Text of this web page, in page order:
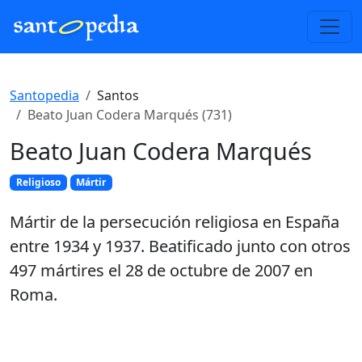
Santopedia
Santos
Beato Juan Codera Marqués (731)
Beato Juan Codera Marqués
Religioso Mártir
Mártir de la persecución religiosa en España
entre 1934 y 1937. Beatificado junto con otros
497 mártires el 28 de octubre de 2007 en
Roma.